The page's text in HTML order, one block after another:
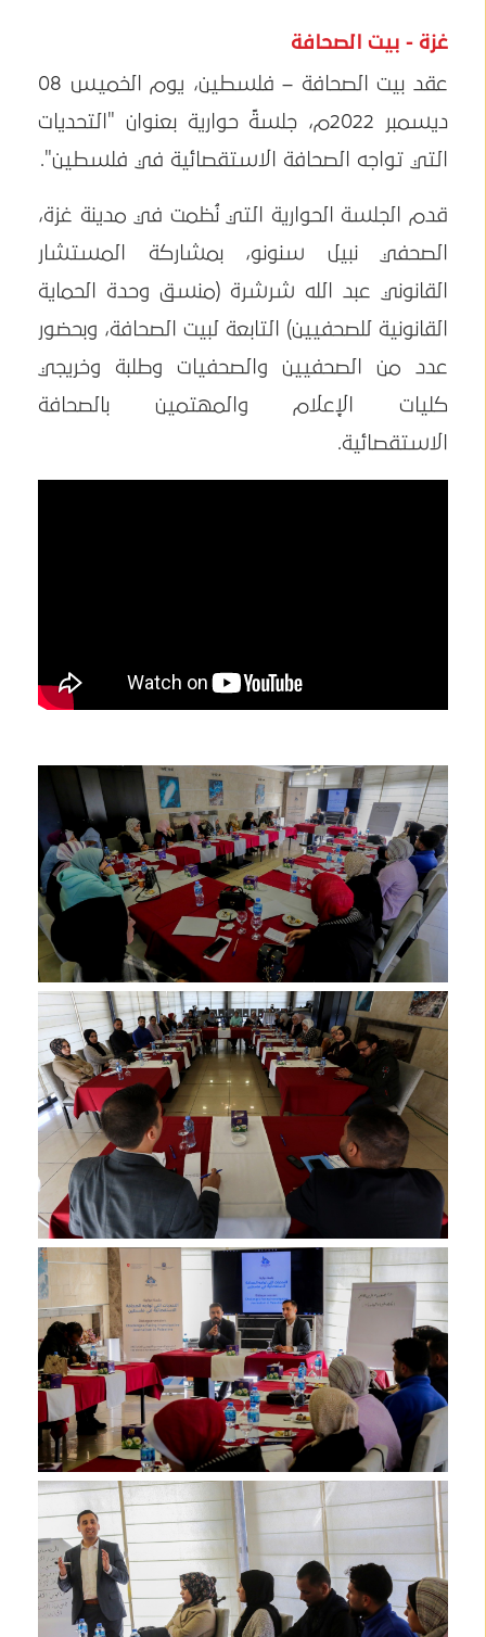
غزة - بيت الصحافة
عقد بيت الصحافة – فلسطين، يوم الخميس 08
ديسمبر 2022م، جلسةً حوارية بعنوان "التحديات
التي تواجه الصحافة الاستقصائية في فلسطين".
قدم الجلسة الحوارية التي نُظمت في مدينة غزة،
الصحفي نبيل سنونو، بمشاركة المستشار
القانوني عبد الله شرشرة (منسق وحدة الحماية
القانونية للصحفيين) التابعة لبيت الصحافة، وبحضور
عدد من الصحفيين والصحفيات وطلبة وخريجي
كليات الإعلام والمهتمين بالصحافة
الاستقصائية.